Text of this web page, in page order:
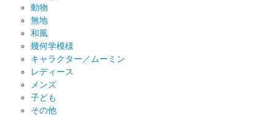
動物
無地
和風
幾何学模様
キャラクター／ムーミン
レディース
メンズ
子ども
その他